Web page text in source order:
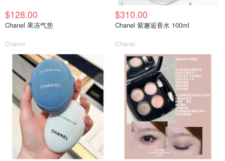
$128.00
Chanel 果冻气垫
Chanel
$310.00
Chanel 紫邂逅香水 100ml
Chanel